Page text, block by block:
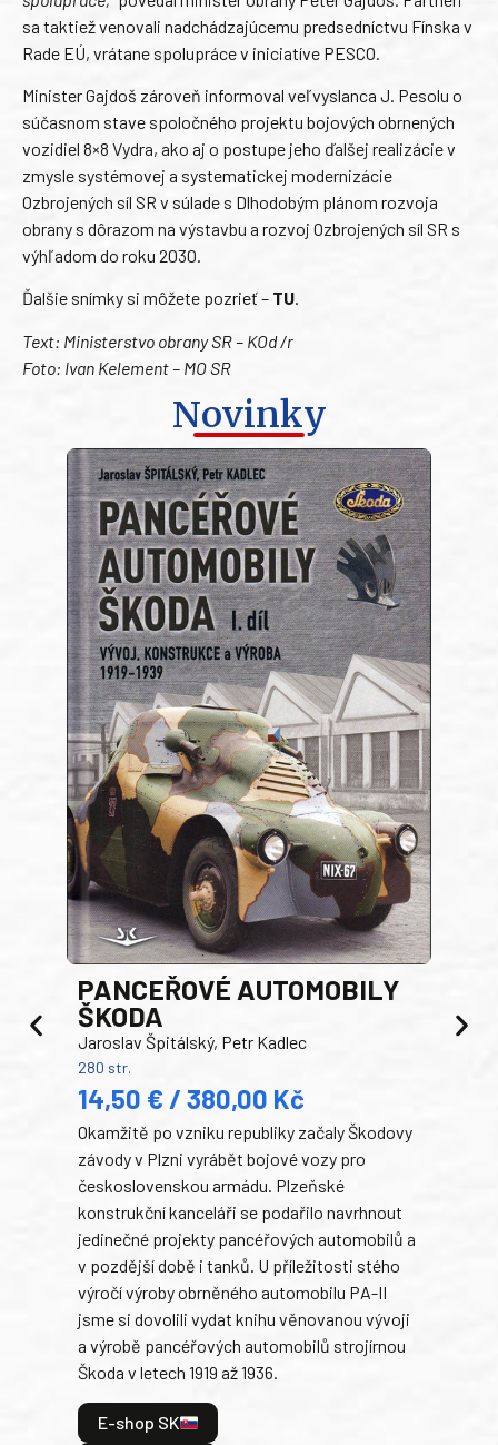
sa taktiež venovali nadchádzajúcemu predsedníctvu Fínska v
Rade EÚ, vrátane spolupráce v iniciatíve PESCO.
Minister Gajdoš zároveň informoval veľvyslanca J. Pesolu o
súčasnom stave spoločného projektu bojových obrnených
vozidiel 8×8 Vydra, ako aj o postupe jeho ďalšej realizácie v
zmysle systémovej a systematickej modernizácie
Ozbrojených síl SR v súlade s Dlhodobým plánom rozvoja
obrany s dôrazom na výstavbu a rozvoj Ozbrojených síl SR s
výhľadom do roku 2030.
Ďalšie snímky si môžete pozrieť – TU.
Text: Ministerstvo obrany SR – KOd /r
Foto: Ivan Kelement – MO SR
Novinky
PANCEŘOVÉ AUTOMOBILY
ŠKODA
Jaroslav Špitálský, Petr Kadlec
280 str.
14,50 € / 380,00 Kč
Okamžitě po vzniku republiky začaly Škodovy
závody v Plzni vyrábět bojové vozy pro
československou armádu. Plzeňské
konstrukční kanceláři se podařilo navrhnout
jedinečné projekty pancéřových automobilů a
v pozdější době i tanků. U příležitosti stého
výročí výroby obrněného automobilu PA-II
jsme si dovolili vydat knihu věnovanou vývoji
a výrobě pancéřových automobilů strojírnou
Škoda v letech 1919 až 1936.
E-shop SK